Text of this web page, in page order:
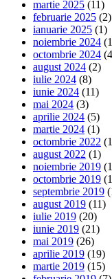
martie 2025 (11)
februarie 2025 (2)
ianuarie 2025 (1)
noiembrie 2024
octombrie 2024
august 2024 (2)
iulie 2024 (8)
iunie 2024 (11)
mai 2024 (3)
aprilie 2024 (5)
martie 2024 (1)
octombrie 2022
august 2022 (1)
noiembrie 2019
octombrie 2019
septembrie 2019
august 2019 (11)
iulie 2019 (20)
iunie 2019 (21)
mai 2019 (26)
aprilie 2019 (19)
martie 2019 (15)